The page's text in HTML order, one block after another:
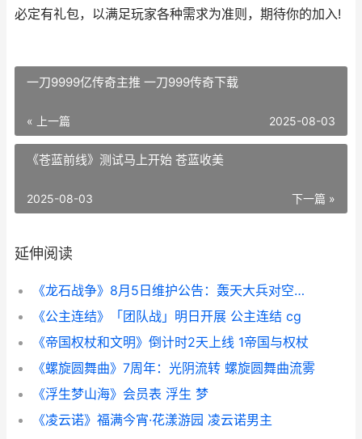
必定有礼包，以满足玩家各种需求为准则，期待你的加入!
一刀9999亿传奇主推 一刀999传奇下载
« 上一篇 2025-08-03
《苍蓝前线》测试马上开始 苍蓝收美
下一篇 »
2025-08-03
延伸阅读
《龙石战争》8月5日维护公告：轰天大兵对空能力增强 《龙石战争》手游今日首发上线
《公主连结》「团队战」明日开展 公主连结 cg
《帝国权杖和文明》倒计时2天上线 1帝国与权杖
《螺旋圆舞曲》7周年：光阴流转 螺旋圆舞曲流雾
《浮生梦山海》会员表 浮生 梦
《凌云诺》福满今宵·花漾游园 凌云诺男主